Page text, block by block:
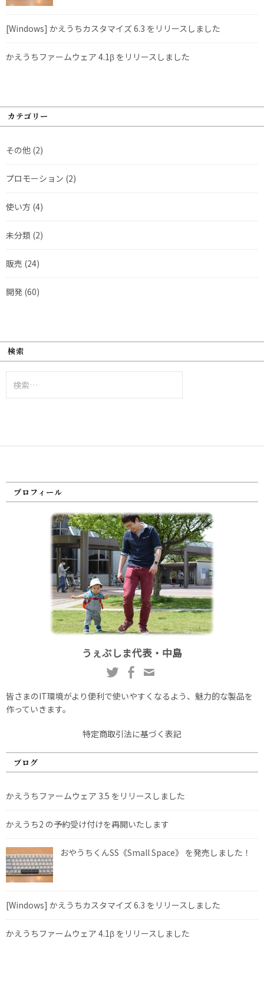
[Windows] かえうちカスタマイズ 6.3 をリリースしました
かえうちファームウェア 4.1β をリリースしました
カテゴリー
その他 (2)
プロモーション (2)
使い方 (4)
未分類 (2)
販売 (24)
開発 (60)
検索
索:
プロフィール
うぇぶしま代表・中島
皆さまのIT環境がより便利で使いやすくなるよう、魅力的な製品を
作っていきます。
特定商取引法に基づく表記
ブログ
かえうちファームウェア 3.5 をリリースしました
かえうち2 の予約受け付けを再開いたします
おやうちくんSS《Small Space》 を発売しました！
[Windows] かえうちカスタマイズ 6.3 をリリースしました
かえうちファームウェア 4.1β をリリースしました